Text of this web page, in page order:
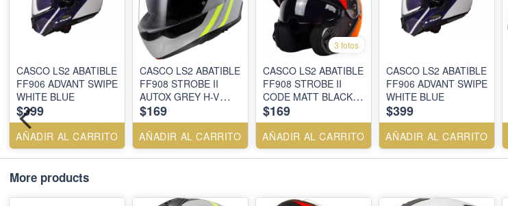
CASCO LS2 ABATIBLE
FF906 ADVANT SWIPE
WHITE BLUE
$399
AÑADIR AL CARRITO
CASCO LS2 ABATIBLE
FF908 STROBE II
AUTOX GREY H-V
YELLOW
$169
AÑADIR AL CARRITO
3 fotos
CASCO LS2 ABATIBLE
FF908 STROBE II
CODE MATT BLACK
RED
$169
AÑADIR AL CARRITO
CASCO LS2 ABATIBLE
FF906 ADVANT SWIPE
WHITE BLUE
$399
AÑADIR AL CARRITO
More products